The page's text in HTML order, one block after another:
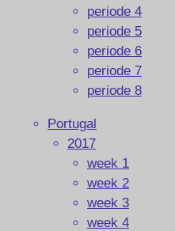
periode 4
periode 5
periode 6
periode 7
periode 8
Portugal
2017
week 1
week 2
week 3
week 4